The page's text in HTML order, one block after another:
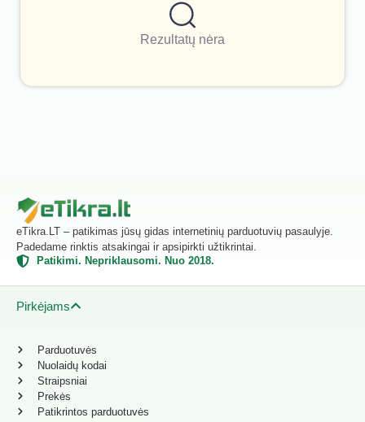
Rezultatų nėra
eTikra.LT – patikimas jūsų gidas internetinių parduotuvių pasaulyje.
Padedame rinktis atsakingai ir apsipirkti užtikrintai.
Patikimi. Nepriklausomi. Nuo 2018.
Pirkėjams
Parduotuvės
Nuolaidų kodai
Straipsniai
Prekės
Patikrintos parduotuvės